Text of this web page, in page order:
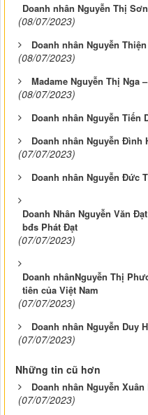
Doanh nhân Nguyễn Thị
(08/07/2023)
Doanh nhân Nguyễn
(08/07/2023)
Madame Nguyễn Thị Nga
(08/07/2023)
Doanh nhân Nguyễn Tiến
Doanh nhân Nguyễn Đình
(07/07/2023)
Doanh nhân Nguyễn Đức
Doanh Nhân Nguyễn Văn
bđs Phát Đạt
(07/07/2023)
Doanh nhânNguyễn Thị
tiên của Việt Nam
(07/07/2023)
Doanh nhân Nguyễn Duy
(07/07/2023)
Những tin cũ hơn
Doanh nhân Nguyễn
(07/07/2023)